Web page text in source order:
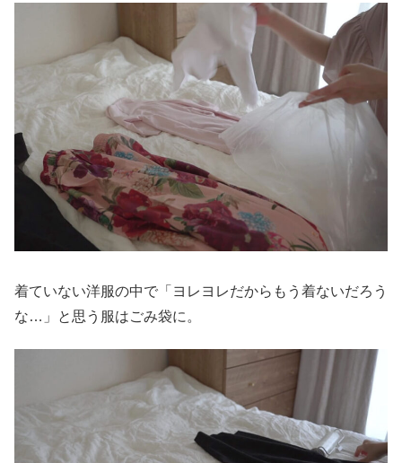
着ていない洋服の中で「ヨレヨレだからもう着ないだろう
な…」と思う服はごみ袋に。